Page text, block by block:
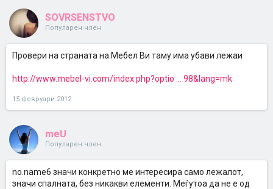
SOVRSENSTVO
Популарен член
Провери на страната на Мебел Ви таму има убави лежаи
http://www.mebel-vi.com/index.php?optio ... 98&lang=mk
15 февруари 2012
meU
Популарен член
no.name6 значи конкретно ме интересира само лежалот,
значи спалната, без никакви елементи. Меѓутоа да не е од